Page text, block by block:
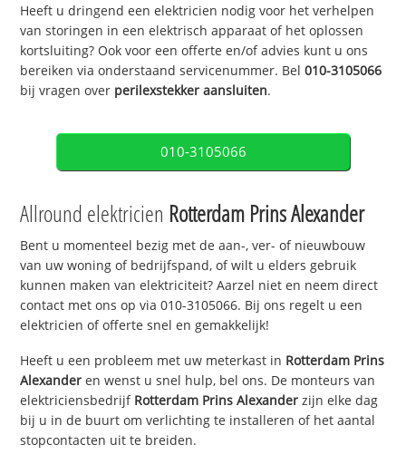
Heeft u dringend een elektricien nodig voor het verhelpen
van storingen in een elektrisch apparaat of het oplossen
kortsluiting? Ook voor een offerte en/of advies kunt u ons
bereiken via onderstaand servicenummer. Bel010-3105066
bij vragen over perilexstekker aansluiten.
010-3105066
Allround elektricien Rotterdam Prins Alexander
Bent u momenteel bezig met de aan-, ver- of nieuwbouw
van uw woning of bedrijfspand, of wilt u elders gebruik
kunnen maken van elektriciteit? Aarzel niet en neem direct
contact met ons op via 010-3105066. Bij ons regelt u een
elektricien of offerte snel en gemakkelijk!
Heeft u een probleem met uw meterkast in Rotterdam Prins
Alexander en wenst u snel hulp, bel ons. De monteurs van
elektriciensbedrijf Rotterdam Prins Alexander zijn elke dag
bij u in de buurt om verlichting te installeren of het aantal
stopcontacten uit te breiden.